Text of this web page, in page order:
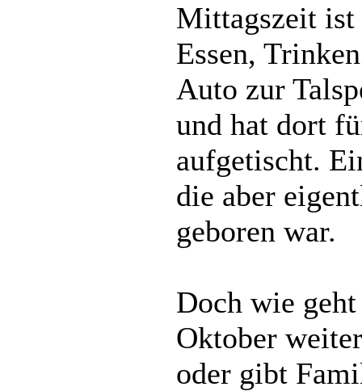
Mittagszeit
Essen,
Auto zur
und hat dort
aufgetischt.
die aber
geboren war.
Doch wie
Oktober
oder gibt